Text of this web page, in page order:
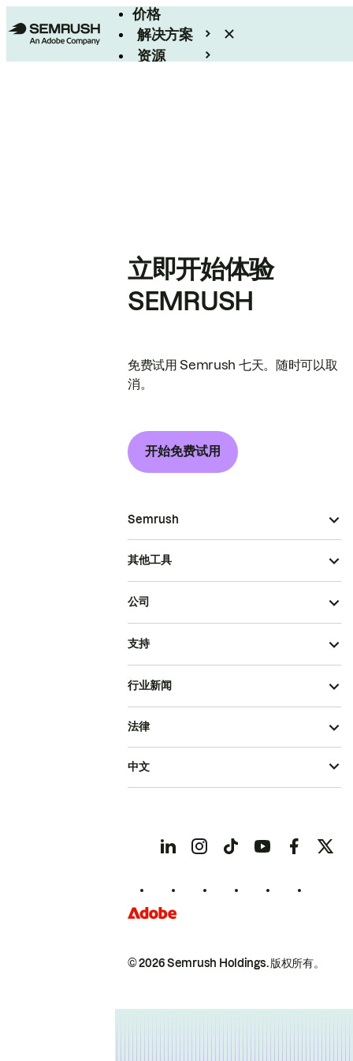
价格
解决方案
资源
立即开始体验
SEMRUSH
免费试用 Semrush 七天。随时可以取
消。
开始免费试用
Semrush
其他工具
公司
支持
行业新闻
© 2026 Semrush Holdings.版权所有。
法律
中文